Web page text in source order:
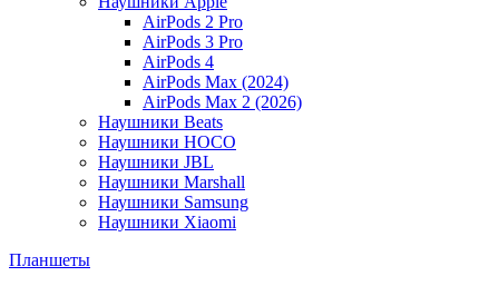
AirPods 2 Pro
AirPods 3 Pro
AirPods 4
AirPods Max (2024)
AirPods Max 2 (2026)
Наушники Beats
Наушники HOCO
Наушники JBL
Наушники Marshall
Наушники Samsung
Наушники Xiaomi
Планшеты